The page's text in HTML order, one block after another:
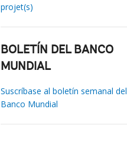
projet(s)
BOLETÍN DEL BANCO
MUNDIAL
Suscríbase al boletín semanal del
Banco Mundial